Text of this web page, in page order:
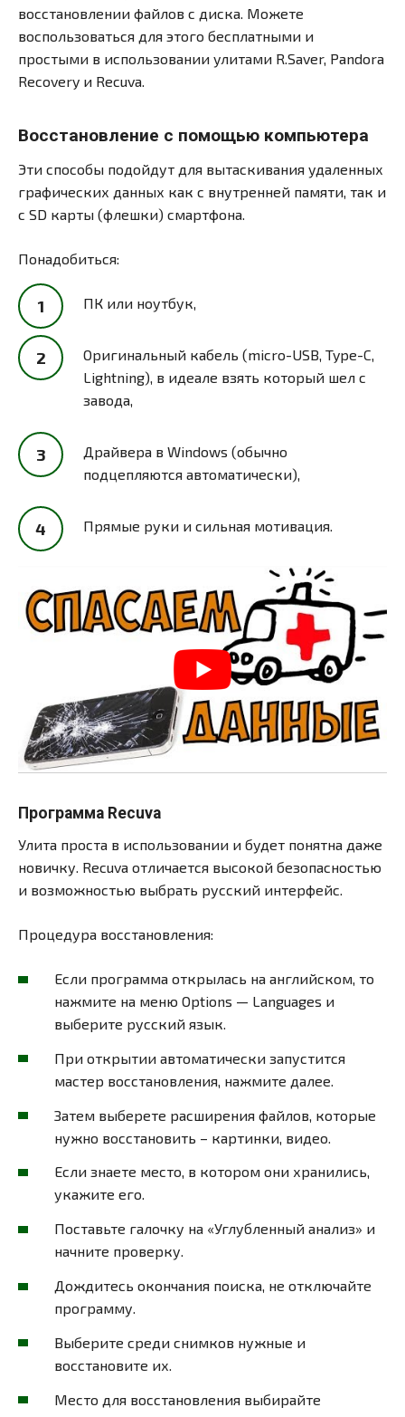
восстановлении файлов с диска. Можете
воспользоваться для этого бесплатными и
простыми в использовании улитами R.Saver, Pandora
Recovery и Recuva.
Восстановление с помощью компьютера
Эти способы подойдут для вытаскивания удаленных
графических данных как с внутренней памяти, так и
с SD карты (флешки) смартфона.
Понадобиться:
ПК или ноутбук,
Оригинальный кабель (micro-USB, Type-C,
Lightning), в идеале взять который шел с
завода,
Драйвера в Windows (обычно
подцепляются автоматически),
Прямые руки и сильная мотивация.
Программа Recuva
Улита проста в использовании и будет понятна даже
новичку. Recuva отличается высокой безопасностью
и возможностью выбрать русский интерфейс.
Процедура восстановления:
Если программа открылась на английском, то
нажмите на меню Options — Languages и
выберите русский язык.
При открытии автоматически запустится
мастер восстановления, нажмите далее.
Затем выберете расширения файлов, которые
нужно восстановить – картинки, видео.
Если знаете место, в котором они хранились,
укажите его.
Поставьте галочку на «Углубленный анализ» и
начните проверку.
Дождитесь окончания поиска, не отключайте
программу.
Выберите среди снимков нужные и
восстановите их.
Место для восстановления выбирайте